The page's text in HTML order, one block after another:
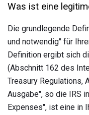
Was ist eine
Die grundlegende
und notwendig" für
Definition ergibt sich
(Abschnitt 162 des
Treasury Regulations,
Ausgabe", so die IRS
Expenses", ist eine in